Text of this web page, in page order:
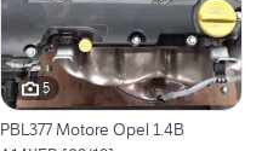
5
PBL377 Motore Opel 1.4B